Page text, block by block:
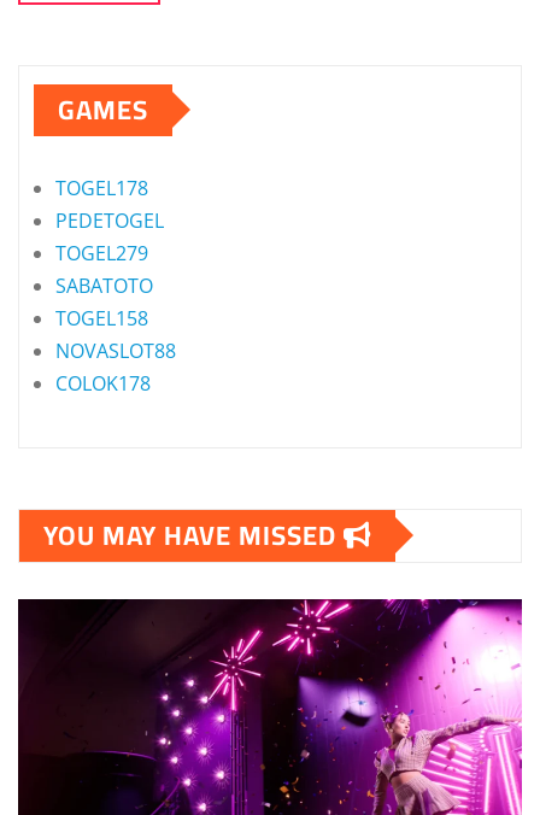
GAMES
TOGEL178
PEDETOGEL
TOGEL279
SABATOTO
TOGEL158
NOVASLOT88
COLOK178
YOU MAY HAVE MISSED